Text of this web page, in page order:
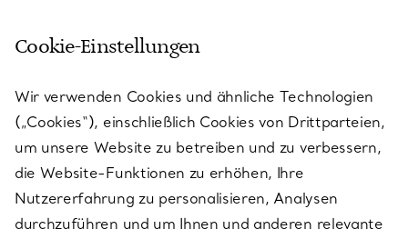
KUNDENSERVICE
SERVICES
ÜBER TIFFANY & CO.
Cookie-Einstellungen
Wir verwenden Cookies und ähnliche Technologien
(„Cookies“), einschließlich Cookies von Drittparteien,
um unsere Website zu betreiben und zu verbessern,
die Website-Funktionen zu erhöhen, Ihre
Nutzererfahrung zu personalisieren, Analysen
durchzuführen und um Ihnen und anderen relevante